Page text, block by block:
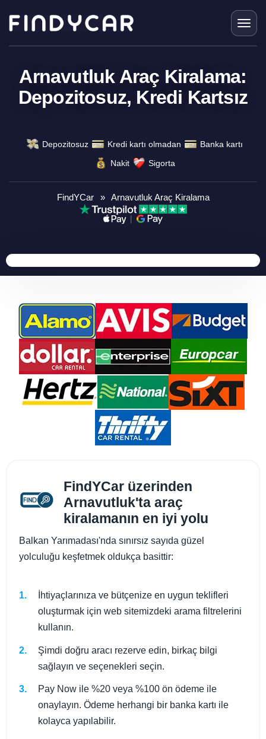
content
Arnavutluk Araç Kiralama:
Depozitosuz, Kredi Kartsız
Depozitosuz Kredi kartı olmadan
Banka kartı
Nakit
Sigorta
FindYCar » Arnavutluk Araç Kiralama
FindYCar üzerinden
Arnavutluk'ta araç
kiralamanın en iyi yolu
Balkan Yarımadası'nda sınırsız sayıda güzel
yolculuğu keşfetmek oldukça basittir:
İhtiyaçlarınıza ve bütçenize en uygun teklifleri
oluşturmak için web sitemizdeki arama filtrelerini
kullanın.
Şimdi doğru aracı rezerve edin, birkaç bilgi
sağlayın ve seçenekleri seçin.
Pay Now ile %20 veya %100 ön ödeme ile
onaylayın. Ödeme herhangi bir banka kartı ile
kolayca yapılabilir.